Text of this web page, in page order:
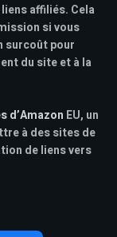
affiliés. Cela
si vous
surcoût pour
du site et à la
d’Amazon EU, un
à des sites de
de liens vers